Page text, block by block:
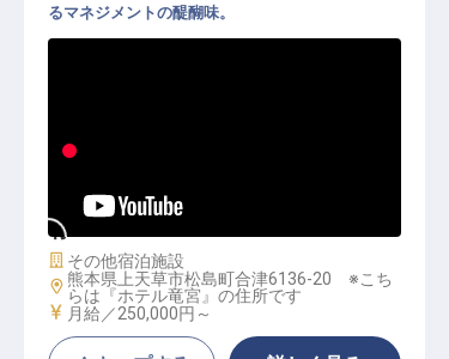
管理マネージャー候補｜月給25万円
～／天草の至宝を次世代へ繋ぐ／寮
有
るマネジメントの醍醐味。
施設業態
その他宿泊施設
勤務地
熊本県上天草市松島町合津6136-20 ※こち
らは『ホテル竜宮』の住所です
給与
月給／250,000円～